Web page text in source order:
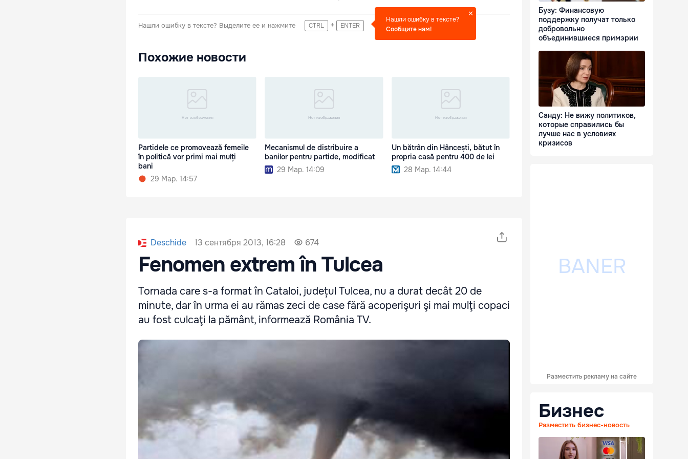
Нашли ошибку в тексте? Выделите ее и нажмите CTRL + ENTER
Нашли ошибку в тексте?
Сообщите нам!
Похожие новости
Partidele ce promovează femeile
în politică vor primi mai mulți
bani
29 Мар. 14:57
Mecanismul de distribuire a
banilor pentru partide, modificat
29 Мар. 14:09
Un bătrân din Hâncești, bătut în
propria casă pentru 400 de lei
28 Мар. 14:44
Deschide 13 сентября 2013, 16:28 674
Fenomen extrem în Tulcea
Tornada care s-a format în Cataloi, județul Tulcea, nu a durat decât 20 de
minute, dar în urma ei au rămas zeci de case fără acoperişuri şi mai mulţi copaci
au fost culcaţi la pământ, informează România TV.
Бузу: Финансовую
поддержку получат только
добровольно
объединившиеся примэрии
Санду: Не вижу политиков,
которые справились бы
лучше нас в условиях
кризисов
Разместить рекламу на сайте
Бизнес
Разместить бизнес-новость